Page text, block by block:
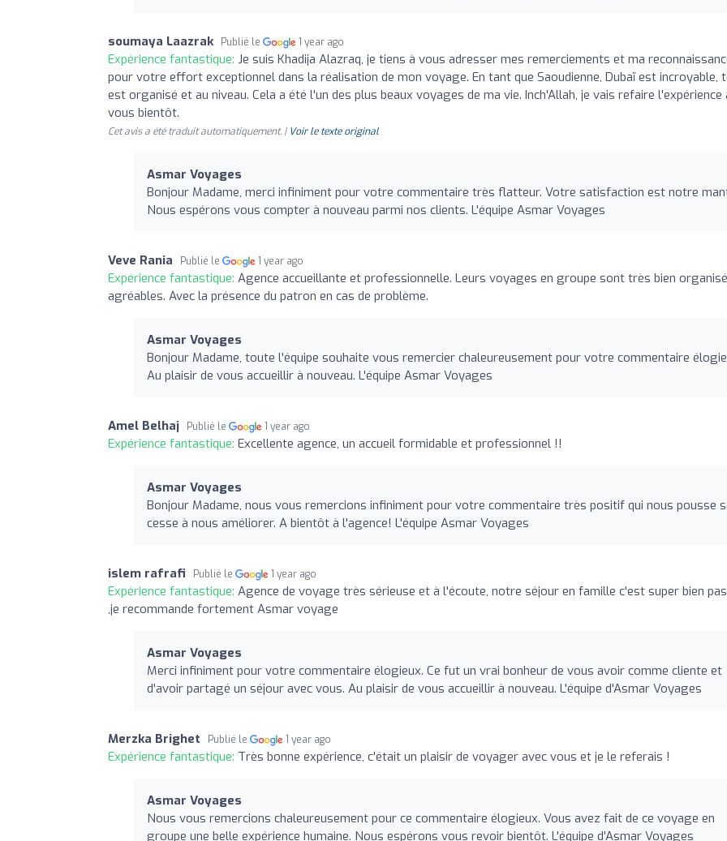
soumaya Laazrak Publié le 1 year ago
Expérience fantastique: Je suis Khadija Alazraq, je tiens à vous adresser mes remerciements et ma
pour votre effort exceptionnel dans la réalisation de mon voyage. En tant que Saoudienne, Dubaï est incroyable,
est organisé et au niveau. Cela a été l'un des plus beaux voyages de ma vie. Inch'Allah, je vais refaire l'expérience
vous bientôt.
Cet avis a été traduit automatiquement. | Voir le texte original
Asmar Voyages
Bonjour Madame, merci infiniment pour votre commentaire très flatteur. Votre satisfaction est notre
Nous espérons vous compter à nouveau parmi nos clients. L'équipe Asmar Voyages
Veve Rania Publié le 1 year ago
Expérience fantastique: Agence accueillante et professionnelle. Leurs voyages en groupe sont très bien
agréables. Avec la présence du patron en cas de problème.
Asmar Voyages
Bonjour Madame, toute l'équipe souhaite vous remercier chaleureusement pour votre commentaire
Au plaisir de vous accueillir à nouveau. L'équipe Asmar Voyages
Amel Belhaj Publié le 1 year ago
Expérience fantastique: Excellente agence, un accueil formidable et professionnel !!
Asmar Voyages
Bonjour Madame, nous vous remercions infiniment pour votre commentaire très positif qui nous pousse
cesse à nous améliorer. A bientôt à l'agence! L'équipe Asmar Voyages
islem rafrafi Publié le 1 year ago
Expérience fantastique: Agence de voyage très sérieuse et à l'écoute, notre séjour en famille c'est super bien
,je recommande fortement Asmar voyage
Asmar Voyages
Merci infiniment pour votre commentaire élogieux. Ce fut un vrai bonheur de vous avoir comme cliente et
d'avoir partagé un séjour avec vous. Au plaisir de vous accueillir à nouveau. L'équipe d'Asmar Voyages
Merzka Brighet Publié le 1 year ago
Expérience fantastique: Très bonne expérience, c'était un plaisir de voyager avec vous et je le referais !
Asmar Voyages
Nous vous remercions chaleureusement pour ce commentaire élogieux. Vous avez fait de ce voyage en
groupe une belle expérience humaine. Nous espérons vous revoir bientôt. L'équipe d'Asmar Voyages